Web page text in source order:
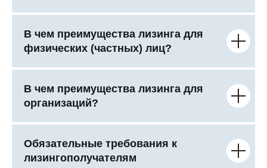
В чем преимущества лизинга для
физических (частных) лиц?
В чем преимущества лизинга для
организаций?
Обязательные требования к
лизингополучателям